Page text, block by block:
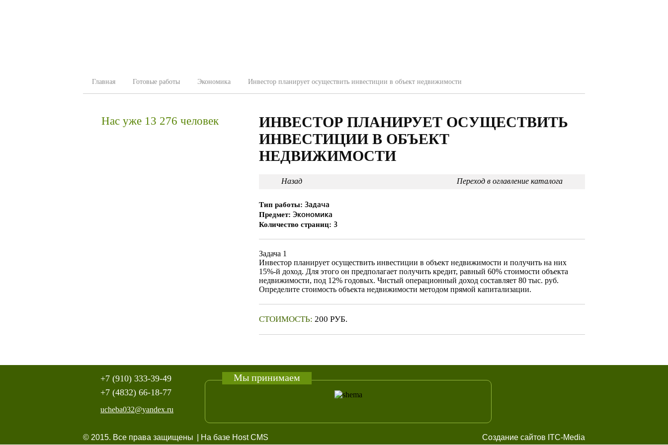
Главная Готовые работы Экономика Инвестор планирует осуществить инвестиции в объект недвижимости
Нас уже 13 276 человек
ИНВЕСТОР ПЛАНИРУЕТ ОСУЩЕСТВИТЬ
ИНВЕСТИЦИИ В ОБЪЕКТ
НЕДВИЖИМОСТИ
Назад Переход в оглавление каталога
Тип работы: Задача
Предмет: Экономика
Количество страниц: 3
Задача 1
Инвестор планирует осуществить инвестиции в объект недвижимости и получить на них
15%-й доход. Для этого он предполагает получить кредит, равный 60% стоимости объекта
недвижимости, под 12% годовых. Чистый операционный доход составляет 80 тыс. руб.
Определите стоимость объекта недвижимости методом прямой капитализации.
СТОИМОСТЬ: 200 РУБ.
Мы принимаем
+7 (910) 333-39-49
+7 (4832) 66-18-77
ucheba032@yandex.ru
© 2015. Все права защищены | На базе Host CMS Создание сайтов ITC-Media